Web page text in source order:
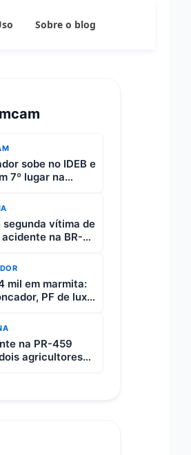
Sobre o blog
sobe no IDEB e
7º lugar na
segunda vítima de
na BR-
mil em marmita:
PF de luxo
na PR-459
agricultores